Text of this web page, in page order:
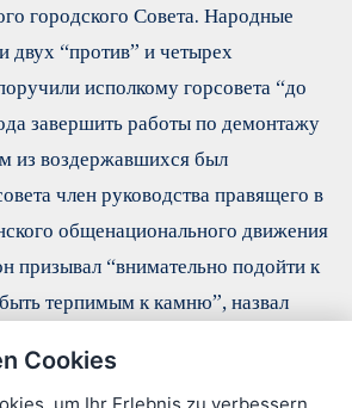
городского Совета. Народные
двух “против” и четырех
исполкому горсовета “до
завершить работы по демонтажу
из воздержавшихся был
член руководства правящего в
общенационального движения
призывал “внимательно подойти к
терпимым к камню”, назвал
Cookies